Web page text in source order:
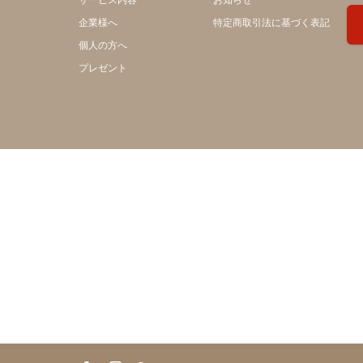
企業様へ
個人の方へ
プレゼント
特定商取引法に基づく表記